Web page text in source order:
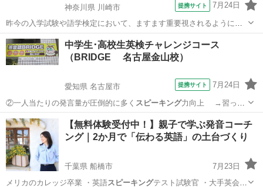
神奈川県 川崎市 提携サイト 7月24日
昨今の入学試験や語学検定において、ますます重要視されるようにな
ってきたコミュニケーション能力。定期試験や入学試験に向けてコツ
コツ努力をして英語を学んできたはずなのに、いざとなると何も話せ
ず、海外ドラマを観ても字幕に頼らなくて...
神奈川 川崎市 英会話
中学生･高校生英検チャレンジコース
（BRIDGE 名古屋金山校）
愛知県 名古屋市 提携サイト 7月24日
②一人当たりの発言量が圧倒的に多く スピーキング力向上 →習った
語彙や文法を会話…
愛知 名古屋市 英検
【無料体験受付中！】親子で学ぶ発音コーチ
ング｜2か月で「伝わる英語」の土台づくり
千葉県 船橋市
7月23日
メリカのカレッジ卒業 ・英語スピーキングテスト試験官 ・大手英会話